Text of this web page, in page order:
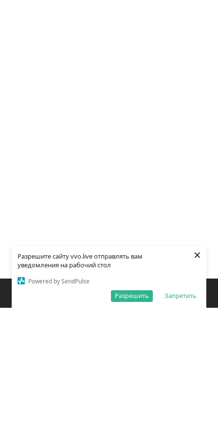
Разрешите сайту vvo.live отправлять вам
уведомления на рабочий стол
Powered by SendPulse
Запретить
Разрешить
×
Закладки Поиск Открыть меню